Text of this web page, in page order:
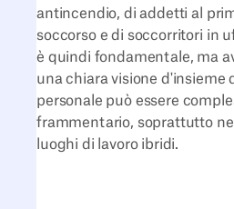
antincendio, di addetti al
soccorso e di soccorritori in
è quindi fondamentale, ma
una chiara visione d'insieme
personale può essere
frammentario, soprattutto
luoghi di lavoro ibridi.